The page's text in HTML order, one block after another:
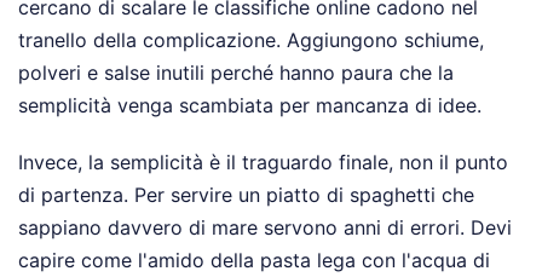
cercano di scalare le classifiche online cadono nel
tranello della complicazione. Aggiungono schiume,
polveri e salse inutili perché hanno paura che la
semplicità venga scambiata per mancanza di idee.
Invece, la semplicità è il traguardo finale, non il punto
di partenza. Per servire un piatto di spaghetti che
sappiano davvero di mare servono anni di errori. Devi
capire come l'amido della pasta lega con l'acqua di